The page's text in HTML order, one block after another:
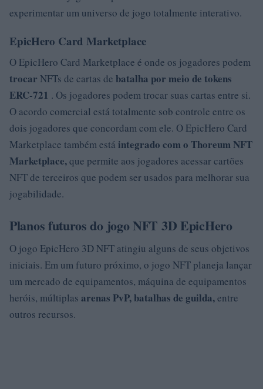
experimentar um universo de jogo totalmente interativo.
EpicHero Card Marketplace
O EpicHero Card Marketplace é onde os jogadores podem
trocar NFTs de cartas de batalha por meio de tokens
ERC-721 . Os jogadores podem trocar suas cartas entre si.
O acordo comercial está totalmente sob controle entre os
dois jogadores que concordam com ele. O EpicHero Card
Marketplace também está integrado com o Thoreum NFT
Marketplace,que permite aos jogadores acessar cartões
NFT de terceiros que podem ser usados ​​para melhorar sua
jogabilidade.
Planos futuros do jogo NFT 3D EpicHero
O jogo EpicHero 3D NFT atingiu alguns de seus objetivos
iniciais. Em um futuro próximo, o jogo NFT planeja lançar
um mercado de equipamentos, máquina de equipamentos
heróis, múltiplas arenas PvP, batalhas de guilda,entre
outros recursos.